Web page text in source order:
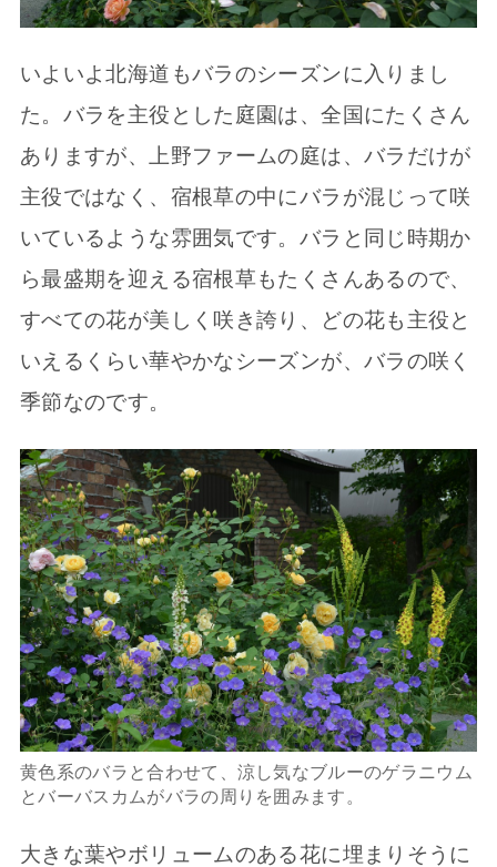
いよいよ北海道もバラのシーズンに入りまし
た。バラを主役とした庭園は、全国にたくさん
ありますが、上野ファームの庭は、バラだけが
主役ではなく、宿根草の中にバラが混じって咲
いているような雰囲気です。バラと同じ時期か
ら最盛期を迎える宿根草もたくさんあるので、
すべての花が美しく咲き誇り、どの花も主役と
いえるくらい華やかなシーズンが、バラの咲く
季節なのです。
黄色系のバラと合わせて、涼し気なブルーのゲラニウム
とバーバスカムがバラの周りを囲みます。
大きな葉やボリュームのある花に埋まりそうに